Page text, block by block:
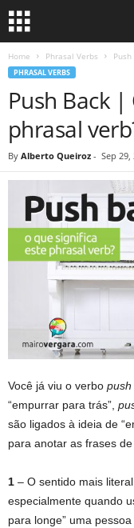
Home Phrasal Verbs
PHRASAL VERBS
Push Back |
phrasal
By Alberto Queiroz - Sep 29,
Você já viu o verbo push
“empurrar para trás”,
são ligados à ideia de
para anotar as frases
1 – O sentido mais
especialmente quando
para longe” uma pessoa